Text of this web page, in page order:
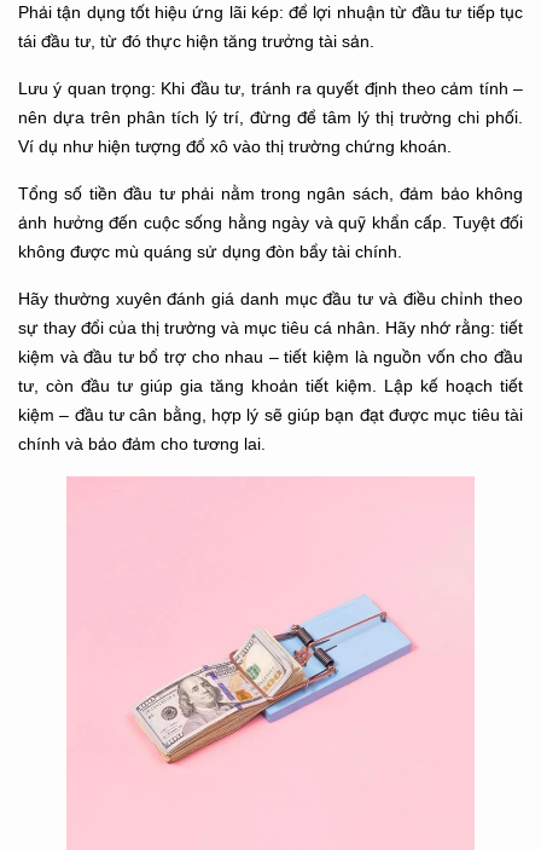
Phải tận dụng tốt hiệu ứng lãi kép: để lợi nhuận từ đầu tư tiếp tục
tái đầu tư, từ đó thực hiện tăng trưởng tài sản.
Lưu ý quan trọng: Khi đầu tư, tránh ra quyết định theo cảm tính –
nên dựa trên phân tích lý trí, đừng để tâm lý thị trường chi phối.
Ví dụ như hiện tượng đổ xô vào thị trường chứng khoán.
Tổng số tiền đầu tư phải nằm trong ngân sách, đảm bảo không
ảnh hưởng đến cuộc sống hằng ngày và quỹ khẩn cấp. Tuyệt đối
không được mù quáng sử dụng đòn bẩy tài chính.
Hãy thường xuyên đánh giá danh mục đầu tư và điều chỉnh theo
sự thay đổi của thị trường và mục tiêu cá nhân. Hãy nhớ rằng: tiết
kiệm và đầu tư bổ trợ cho nhau – tiết kiệm là nguồn vốn cho đầu
tư, còn đầu tư giúp gia tăng khoản tiết kiệm. Lập kế hoạch tiết
kiệm – đầu tư cân bằng, hợp lý sẽ giúp bạn đạt được mục tiêu tài
chính và bảo đảm cho tương lai.